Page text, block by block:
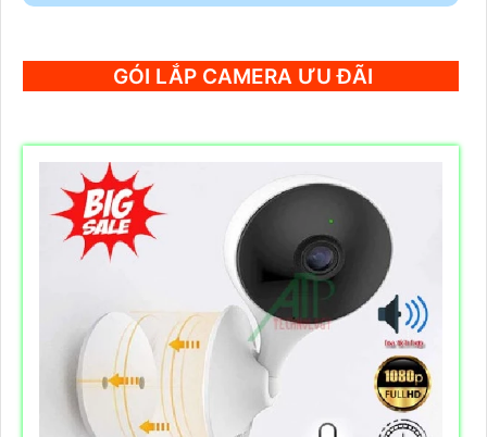
GÓI LẮP CAMERA ƯU ĐÃI